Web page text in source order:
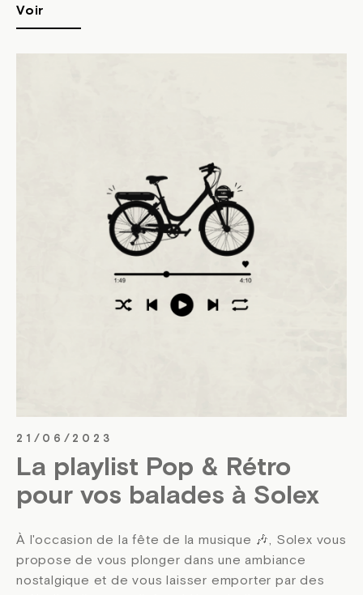
Voir
21/06/2023
La playlist Pop & Rétro
pour vos balades à Solex
À l'occasion de la fête de la musique 🎶, Solex vous
propose de vous plonger dans une ambiance
nostalgique et de vous laisser emporter par des